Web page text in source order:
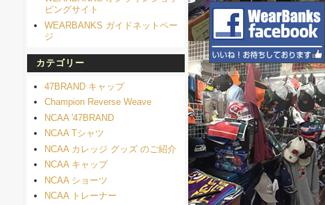
ピングサイト
WEARBANKS ガイドネットペー
ジ
カテゴリー
47BRAND キャップ
Champion Reverse Weave
NCAA '47BRAND
NCAA Tシャツ
NCAA カレッジ グッズ のご紹介
NCAA キャップ
NCAA ショーツ
NCAA トレーナー